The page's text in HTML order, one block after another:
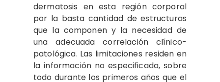
dermatosis en esta región corporal
por la basta cantidad de estructuras
que la componen y la necesidad de
una adecuada correlación clínico-
patológica. Las limitaciones residen en
la información no especificada, sobre
todo durante los primeros años que el